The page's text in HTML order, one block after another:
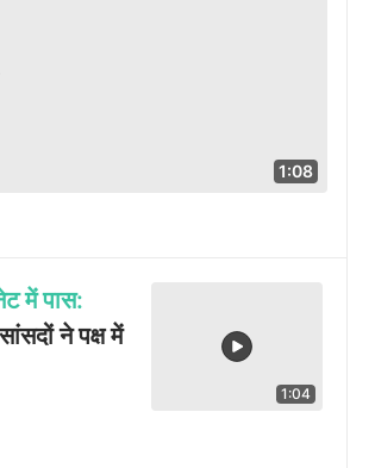
1:08
में पास:
ने पक्ष में
1:04